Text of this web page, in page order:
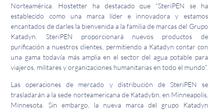
Norteamérica. Hostetter ha destacado que “SteriPEN se ha
establecido como una marca líder e innovadora y estamos
encantados de darles la bienvenida a la familia de marcas del Grupo
Katadyn. SteriPEN proporcionará nuevos productos de
purificación a nuestros clientes, permitiendo a Katadyn contar con
una gama todavía más amplia en el sector del agua potable para
viajeros, militares y organizaciones humanitarias en todo el mundo”.
Las operaciones de mercado y distribución de SteriPEN se
trasladarán a la sede norteamericana de Katadybn, en Minneapolis,
Minnesota. Sin embargo, la nueva marca del grupo Katadyn